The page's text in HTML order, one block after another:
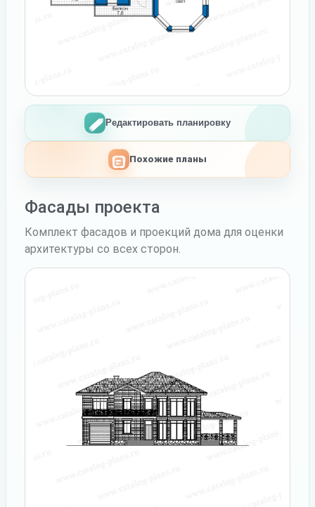
Редактировать планировку
Похожие планы
Фасады проекта
Комплект фасадов и проекций дома для оценки
архитектуры со всех сторон.